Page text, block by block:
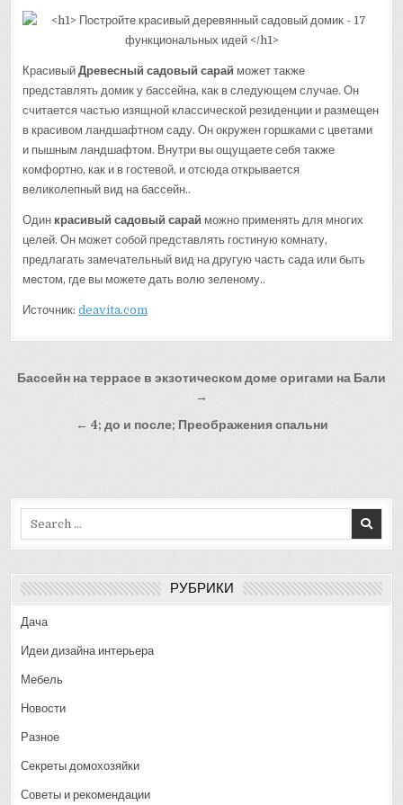
КрасивыйДревесный садовый сарай может также
представлять домик у бассейна, как в следующем случае. Он
считается частью изящной классической резиденции и размещен
в красивом ландшафтном саду. Он окружен горшками с цветами
и пышным ландшафтом. Внутри вы ощущаете себя также
комфортно, как и в гостевой, и отсюда открывается
великолепный вид на бассейн..
Один красивый садовый сарай можно применять для многих
целей. Он может собой представлять гостиную комнату,
предлагать замечательный вид на другую часть сада или быть
местом, где вы можете дать волю зеленому..
Источник:deavita.com
Навигация
записям
Бассейн на террасе в экзотическом доме оригами на Бали
→
← 4; до и после; Преображения спальни
РУБРИКИ
Дача
Идеи дизайна интерьера
Мебель
Новости
Разное
Секреты домохозяйки
Советы и рекомендации